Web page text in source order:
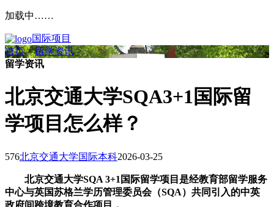
加载中……
国际项目
首页>留学资讯>
留学资讯
北京交通大学SQA3+1国际留
学项目怎么样？
576北京交通大学国际本科2026-03-25
北京交通大学SQA 3+1国际留学项目是经教育部留学服务
中心与英国苏格兰学历管理委员会（SQA）共同引入的中英
政府间跨境教育合作项目，